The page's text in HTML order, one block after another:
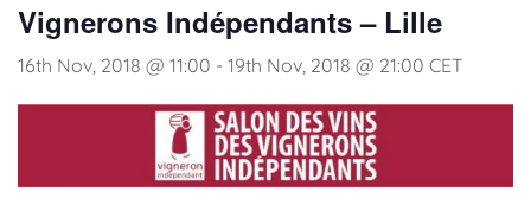
Vignerons Indépendants – Lille
16th Nov, 2018 @ 11:00 - 19th Nov, 2018 @ 21:00 CET